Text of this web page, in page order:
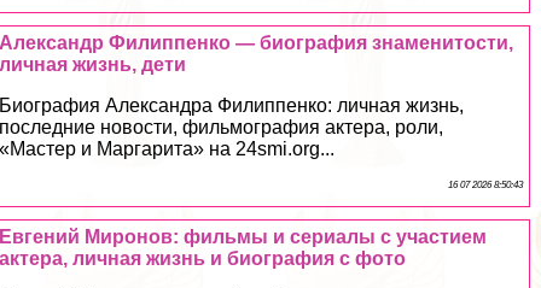
Александр Филиппенко — биография знаменитости,
личная жизнь, дети
Биография Александра Филиппенко: личная жизнь,
последние новости, фильмография актера, роли,
«Мастер и Маргарита» на 24smi.org...
16 07 2026 8:50:43
Евгений Миронов: фильмы и сериалы с участием
актера, личная жизнь и биография с фото